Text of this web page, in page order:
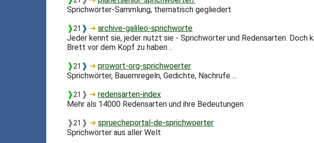
Sprichwörter-Sammlung, thematisch gegliedert
❱21 ❱ ➜archive-galileo-sprichworte
Jeder kennt sie, jeder nutzt sie - Sprichwörter und Redensarten.
Brett vor dem Kopf zu haben ..
❱21 ❱ ➜prowort-org-sprichwoerter
Sprichwörter, Bauernregeln, Gedichte, Nachrufe ...
❱21 ❱ ➜redensarten-index
Mehr als 14000 Redensarten und ihre Bedeutungen
❱21 ❱ ➜spruecheportal-de-sprichwoerter
Sprichwörter aus aller Welt